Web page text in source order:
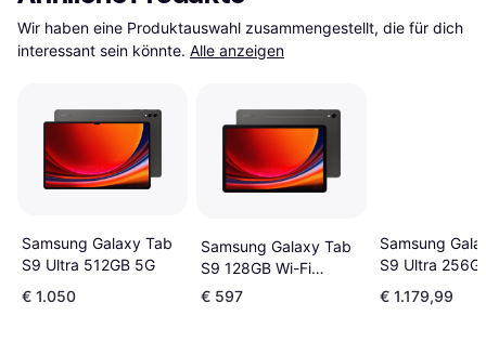
Wir haben eine Produktauswahl zusammengestellt, die für dich
interessant sein könnte. Alle anzeigen
Samsung Galaxy Tab
S9 Ultra 512GB 5G
€ 1.050
Samsung Galaxy Tab
S9 128GB Wi-Fi
Graphite
€ 597
Samsung
S9 Ultra
€ 1.179,99